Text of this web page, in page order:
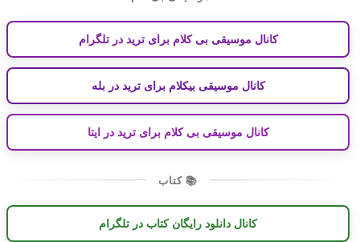
کانال موسیقی بی کلام برای ترید در تلگرام
کانال موسیقی بیکلام برای ترید در بله
کانال موسیقی بی کلام برای ترید در ایتا
📚 کتاب
کانال دانلود رایگان کتاب در تلگرام